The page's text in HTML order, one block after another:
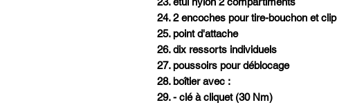
24. 2 encoches pour tire-bouchon et clip
25. point d'attache
26. dix ressorts individuels
27. poussoirs pour déblocage
28. boîtier avec :
29. - clé à cliquet (30 Nm)